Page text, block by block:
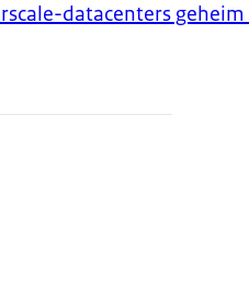
datacenters geheim